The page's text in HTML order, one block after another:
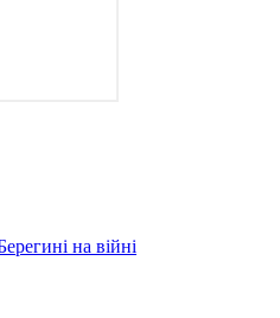
на війні